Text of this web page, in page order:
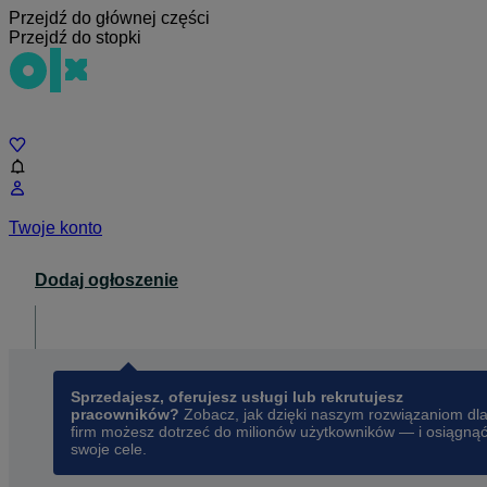
Przejdź do głównej części
Przejdź do stopki
Twoje konto
Dodaj ogłoszenie
Sprzedajesz, oferujesz usługi lub rekrutujesz
pracowników? Zobacz, jak dzięki naszym rozwiązaniom dla
firm możesz dotrzeć do milionów użytkowników — i osiągnąć
swoje cele.